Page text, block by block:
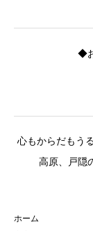
◆
心もからだもう
高原、戸隠
ホーム